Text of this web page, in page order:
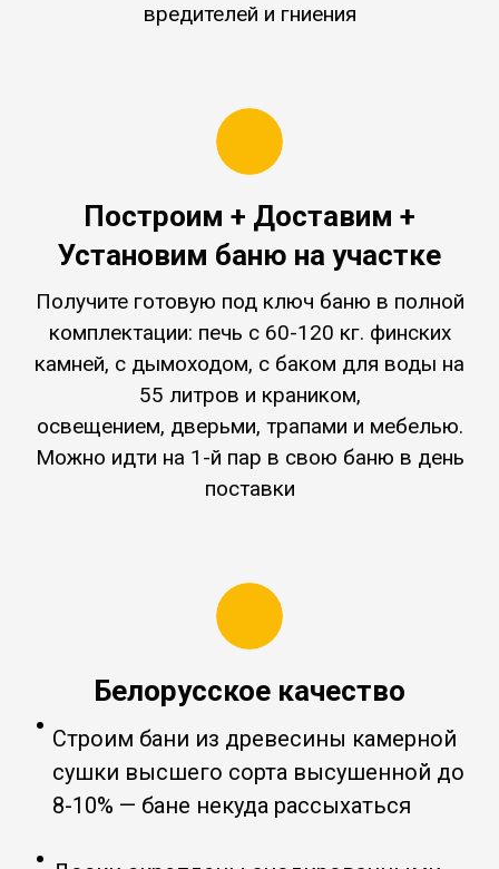
вредителей и гниения
Построим + Доставим +
Установим баню на участке
Получите готовую под ключ баню в полной
комплектации: печь c 60-120 кг. финских
камней, с дымоходом, с баком для воды на
55 литров и краником,
освещением, дверьми, трапами и мебелью.
Можно идти на 1-й пар в свою баню в день
поставки
Белорусское качество
Строим бани из древесины камерной
сушки высшего сорта высушенной до
8-10% — бане некуда рассыхаться